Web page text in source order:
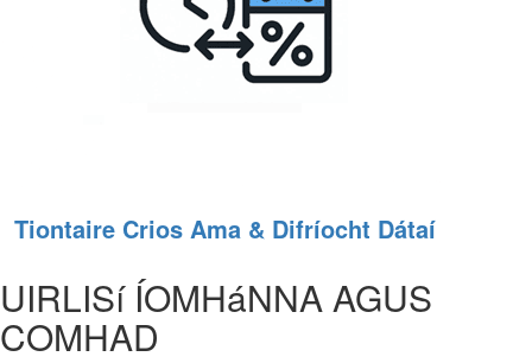
Tiontaire Crios Ama & Difríocht Dátaí
UIRLISí ÍOMHáNNA AGUS
COMHAD